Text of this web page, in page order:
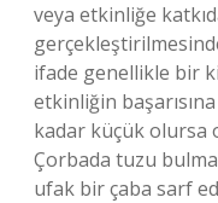
veya etkinliğe
ifade genellikle bir
etkinliğin
kadar küçük olursa
Çorbada tuzu
ufak bir çaba sarf